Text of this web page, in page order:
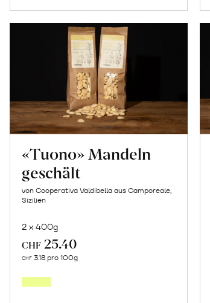
«Tuono» Mandeln
geschält
von Cooperativa Valdibella aus Camporeale,
Sizilien
2 x 400g
CHF 25.40
CHF 3.18 pro 100g